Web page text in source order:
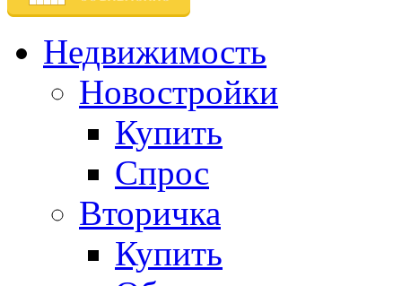
Недвижимость
Новостройки
Купить
Спрос
Вторичка
Купить